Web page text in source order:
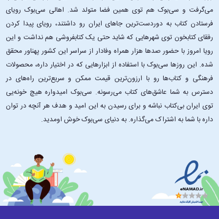
باستان، فلسفهٔ شرق و اگزیستانسیالیسم می‌کاود تا درک دقیقی از ماهیت
هستی و شرایط انسانی ارائه دهد. او همچنین در این کتاب به موضوعاتی
مانند اخلاق، سیرت و جستجوی خوشبختی نیز مي‌پردازد. این کتاب حاوی
دیدگاه‌های نویسندگان و شخصیت‌های متعددی است که هر یک نگاه خاص
خود را به جهان و زندگی دارند.
فهرست مطالب کتاب درباره معنی زندگی
زندگی ما چه معنایی دارد؟
مقدمه
بخش اول: تمنّای معنی
فصل سوم: مسئله و علم
فصل چهارم: مسئله و تاریخ
فصل پنجم: مسئله و آرمانشهرها
فصل ششم: خودکشی عقل
بخش دوم: اندیشه‌هایی دربارهٔ ناخشنودی کنونی ما
می‌گرفت و سی‌بوک هم توی همین فضا متولد شد. اهالی سی‌بوک رویای
فرستادن کتاب به دوردست‌ترین جاهای ایران رو داشتند، رویای پیدا کردن
رفقای کتابخون توی شهرهایی که شاید حتی یک کتابفروشی هم نداشت و این
رویا امروز با حضور صدها هزار همراه وفادار از سراسر این کشور پهناور محقق
شده. این ‌روزها سی‌بوک با استفاده از ابزارهایی که در اختیار داره، محصولات
فرهنگی و کتاب‌ها رو با ارزون‌ترین قیمت ممکن و سریع‌ترین راه‌های در
دسترس به شما عاشق‌های کتاب می‌رسونه. سی‌بوک امیدواره هیچ خونه‌یی
توی ایران بی‌کتاب نباشه و برای رسیدن به این امید و هدف هر آنچه در توان
داره با شما به اشتراک می‌گذاره. به دنیای سی‌بوک خوش اومدید.